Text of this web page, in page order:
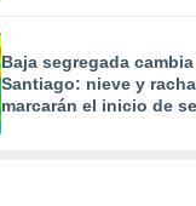
Baja segregada
Santiago: nieve y
marcarán el inicio de